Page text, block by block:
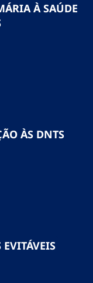
À SAÚDE
ÀS DNTS
EVITÁVEIS